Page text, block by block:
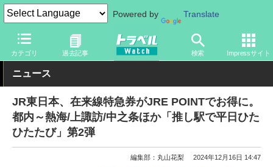
Powered by Translate
カテゴリ 過去記事 検索 Impressサイト
トラベル Watch 企業・政府・官庁 鉄道 JR
ニュース
JR東日本、在来線特急券がJRE POINTでお得に。
都内～熱海/上諏訪/中之条ほか「推し駅で平日ひた
ひたたび」第2弾
編集部：丸山花梨 2024年12月16日 14:47